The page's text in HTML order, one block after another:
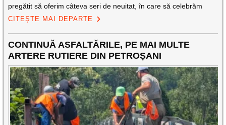
pregătit să oferim câteva seri de neuitat, în care să celebrăm
CITEȘTE MAI DEPARTE
CONTINUĂ ASFALTĂRILE, PE MAI MULTE
ARTERE RUTIERE DIN PETROȘANI